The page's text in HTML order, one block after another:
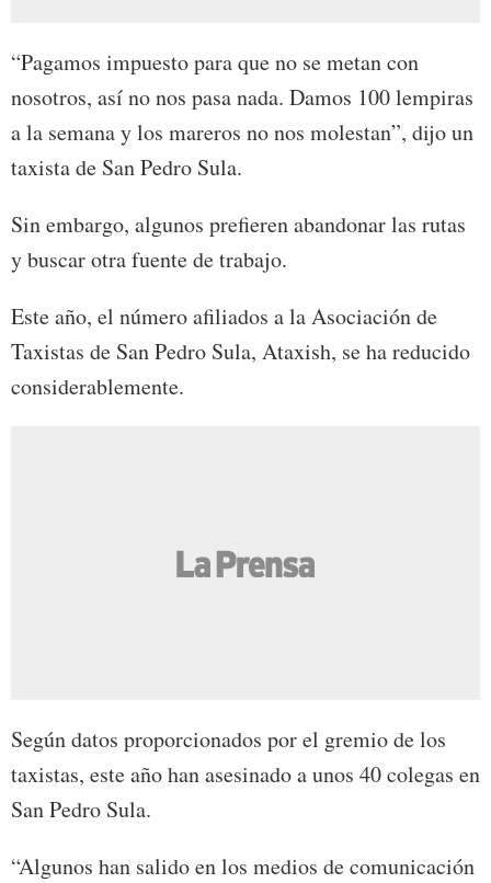
“Pagamos impuesto para que no se metan con
nosotros, así no nos pasa nada. Damos 100 lempiras
a la semana y los mareros no nos molestan”, dijo un
taxista de San Pedro Sula.
Sin embargo, algunos prefieren abandonar las rutas
y buscar otra fuente de trabajo.
Este año, el número afiliados a la Asociación de
Taxistas de San Pedro Sula, Ataxish, se ha reducido
considerablemente.
Según datos proporcionados por el gremio de los
taxistas, este año han asesinado a unos 40 colegas en
San Pedro Sula.
“Algunos han salido en los medios de comunicación